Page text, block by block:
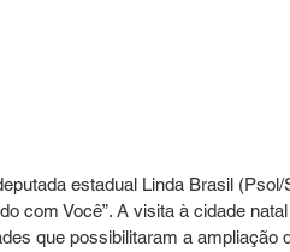
estadual Linda Brasil
com Você”. A visita à cidade
que possibilitaram a ampliação